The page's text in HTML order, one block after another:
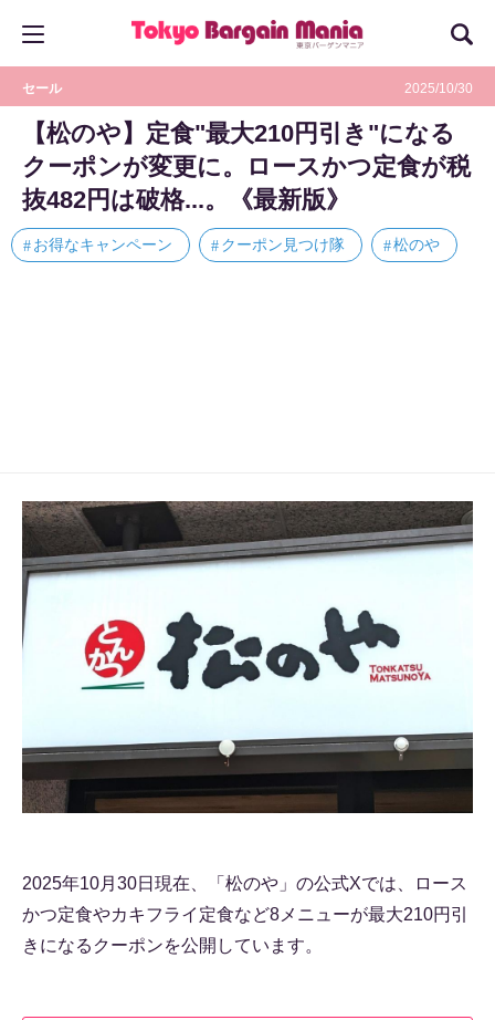
セール 2025/10/30
【松のや】定食"最大210円引き"になる
クーポンが変更に。ロースかつ定食が税
抜482円は破格...。《最新版》
お得なキャンペーン クーポン見つけ隊 松のや
2025年10月30日現在、「松のや」の公式Xでは、ロース
かつ定食やカキフライ定食など8メニューが最大210円引
きになるクーポンを公開しています。